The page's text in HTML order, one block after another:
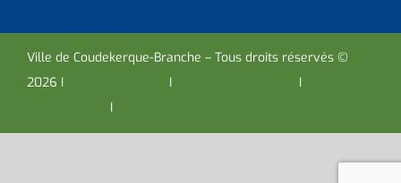
Ville de Coudekerque-Branche – Tous droits réservés ©
2026 I
I I
I